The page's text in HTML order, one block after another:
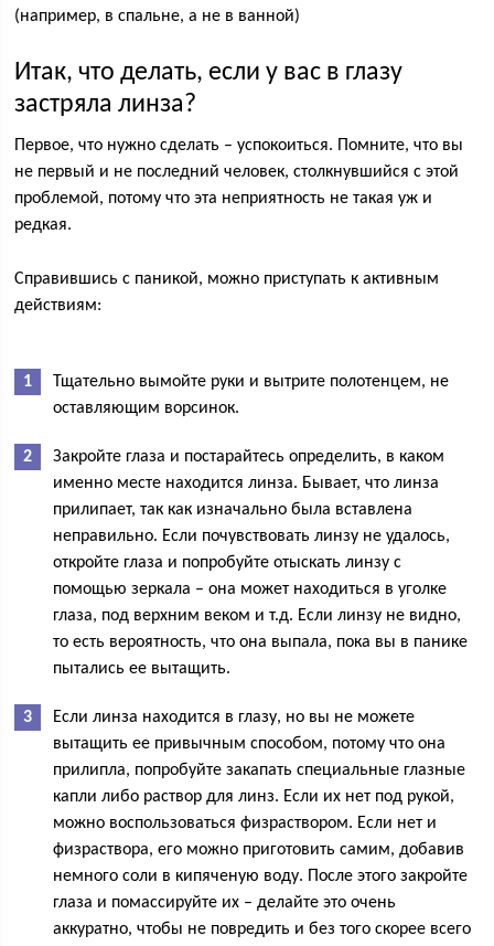
(например, в спальне, а не в ванной)
Итак, что делать, если у вас в глазу
застряла линза?
Первое, что нужно сделать – успокоиться. Помните, что вы
не первый и не последний человек, столкнувшийся с этой
проблемой, потому что эта неприятность не такая уж и
редкая.
Справившись с паникой, можно приступать к активным
действиям:
Тщательно вымойте руки и вытрите полотенцем, не
оставляющим ворсинок.
Закройте глаза и постарайтесь определить, в каком
именно месте находится линза. Бывает, что линза
прилипает, так как изначально была вставлена
неправильно. Если почувствовать линзу не удалось,
откройте глаза и попробуйте отыскать линзу с
помощью зеркала – она может находиться в уголке
глаза, под верхним веком и т.д. Если линзу не видно,
то есть вероятность, что она выпала, пока вы в панике
пытались ее вытащить.
Если линза находится в глазу, но вы не можете
вытащить ее привычным способом, потому что она
прилипла, попробуйте закапать специальные глазные
капли либо раствор для линз. Если их нет под рукой,
можно воспользоваться физраствором. Если нет и
физраствора, его можно приготовить самим, добавив
немного соли в кипяченую воду. После этого закройте
глаза и помассируйте их – делайте это очень
аккуратно, чтобы не повредить и без того скорее всего